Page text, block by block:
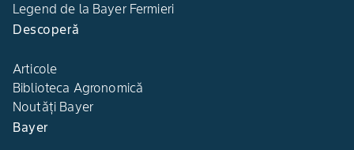
Legend de la Bayer Fermieri
Descoperă
Articole
Biblioteca Agronomică
Noutăți Bayer
Bayer